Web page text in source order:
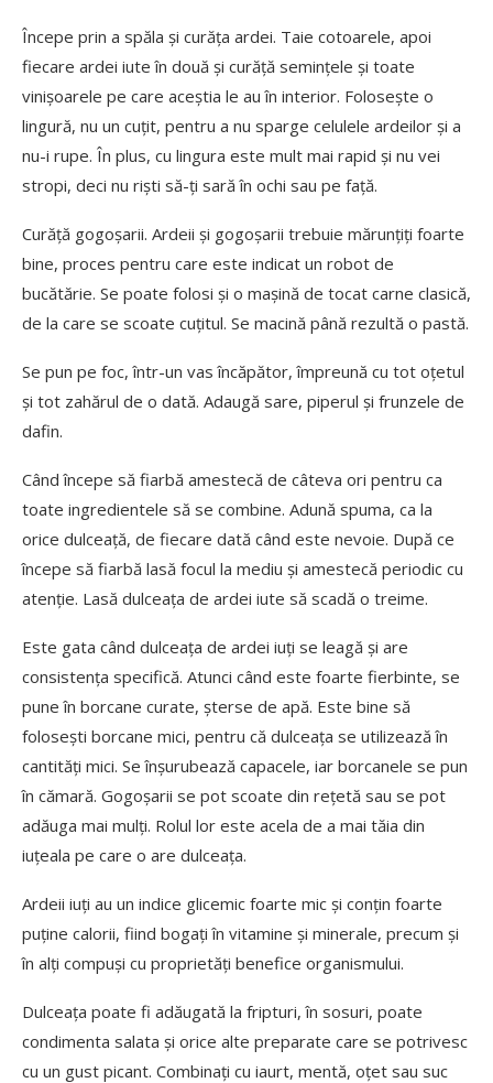
Începe prin a spăla și curăța ardei. Taie cotoarele, apoi
fiecare ardei iute în două și curăță semințele și toate
vinișoarele pe care aceștia le au în interior. Folosește o
lingură, nu un cuțit, pentru a nu sparge celulele ardeilor și a
nu-i rupe. În plus, cu lingura este mult mai rapid și nu vei
stropi, deci nu riști să-ți sară în ochi sau pe față.
Curăță gogoșarii. Ardeii și gogoșarii trebuie mărunțiți foarte
bine, proces pentru care este indicat un robot de
bucătărie. Se poate folosi și o mașină de tocat carne clasică,
de la care se scoate cuțitul. Se macină până rezultă o pastă.
Se pun pe foc, într-un vas încăpător, împreună cu tot oțetul
și tot zahărul de o dată. Adaugă sare, piperul și frunzele de
dafin.
Când începe să fiarbă amestecă de câteva ori pentru ca
toate ingredientele să se combine. Adună spuma, ca la
orice dulceață, de fiecare dată când este nevoie. După ce
începe să fiarbă lasă focul la mediu și amestecă periodic cu
atenție. Lasă dulceața de ardei iute să scadă o treime.
Este gata când dulceața de ardei iuți se leagă și are
consistența specifică. Atunci când este foarte fierbinte, se
pune în borcane curate, șterse de apă. Este bine să
folosești borcane mici, pentru că dulceața se utilizează în
cantități mici. Se înșurubează capacele, iar borcanele se pun
în cămară. Gogoșarii se pot scoate din rețetă sau se pot
adăuga mai mulți. Rolul lor este acela de a mai tăia din
iuțeala pe care o are dulceața.
Ardeii iuți au un indice glicemic foarte mic și conțin foarte
puține calorii, fiind bogați în vitamine și minerale, precum și
în alți compuși cu proprietăți benefice organismului.
Dulceața poate fi adăugată la fripturi, în sosuri, poate
condimenta salata și orice alte preparate care se potrivesc
cu un gust picant. Combinați cu iaurt, mentă, oțet sau suc